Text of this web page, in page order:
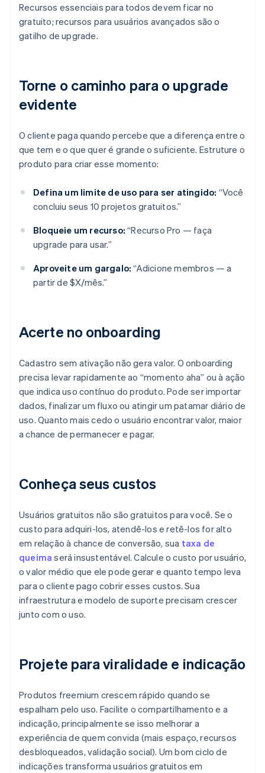
Recursos essenciais para todos devem ficar no
gratuito; recursos para usuários avançados são o
gatilho de upgrade.
Torne o caminho para o upgrade
evidente
O cliente paga quando percebe que a diferença entre o
que tem e o que quer é grande o suficiente. Estruture o
produto para criar esse momento:
Defina um limite de uso para ser atingido: “Você
concluiu seus 10 projetos gratuitos.”
Bloqueie um recurso: “Recurso Pro — faça
upgrade para usar.”
Aproveite um gargalo: “Adicione membros — a
partir de $X/mês.”
Acerte no onboarding
Cadastro sem ativação não gera valor. O onboarding
precisa levar rapidamente ao “momento aha” ou à ação
que indica uso contínuo do produto. Pode ser importar
dados, finalizar um fluxo ou atingir um patamar diário de
uso. Quanto mais cedo o usuário encontrar valor, maior
a chance de permanecer e pagar.
Conheça seus custos
Usuários gratuitos não são gratuitos para você. Se o
custo para adquiri-los, atendê-los e retê-los for alto
em relação à chance de conversão, sua taxa de
queima será insustentável. Calcule o custo por usuário,
o valor médio que ele pode gerar e quanto tempo leva
para o cliente pago cobrir esses custos. Sua
infraestrutura e modelo de suporte precisam crescer
junto com o uso.
Projete para viralidade e indicação
Produtos freemium crescem rápido quando se
espalham pelo uso. Facilite o compartilhamento e a
indicação, principalmente se isso melhorar a
experiência de quem convida (mais espaço, recursos
desbloqueados, validação social). Um bom ciclo de
indicações transforma usuários gratuitos em